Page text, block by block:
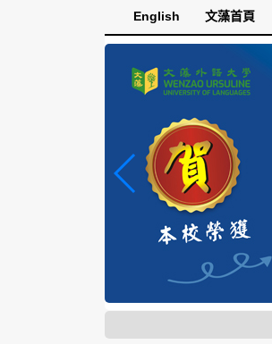
English 文藻首頁